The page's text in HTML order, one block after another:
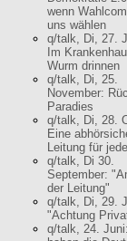
wenn
uns wählen
q/talk, Di, 27.
Im
Wurm drinnen
q/talk, Di, 25.
November:
Paradies
q/talk, Di, 28.
Eine
Leitung für
q/talk, Di 30.
September:
der Leitung"
q/talk, Di, 29.
"Achtung
q/talk, 24.